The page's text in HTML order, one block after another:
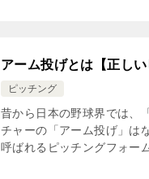
アーム投げとは【正し
ピッチング
昔から日本の野球界では、
チャーの「アーム投げ」は
呼ばれるピッチングフォー